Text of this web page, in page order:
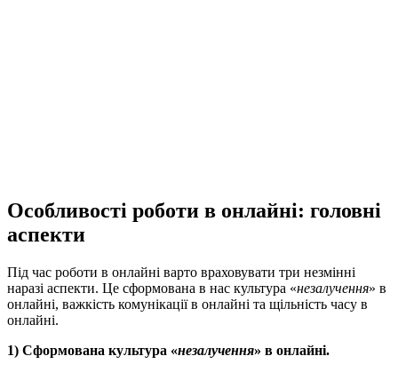
Особливості роботи в онлайні: головні
аспекти
Під час роботи в онлайні варто враховувати три незмінні
наразі аспекти. Це сформована в нас культура «незалучення» в
онлайні, важкість комунікації в онлайні та щільність часу в
онлайні.
1) Сформована культура «незалучення» в онлайні.